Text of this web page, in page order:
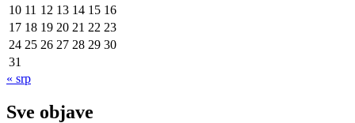
10 11 12 13 14 15 16
17 18 19 20 21 22 23
24 25 26 27 28 29 30
31
« srp
Sve objave